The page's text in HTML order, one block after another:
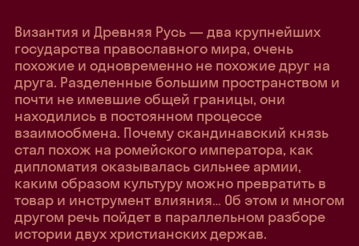
Византия и Древняя Русь — два крупнейших
государства православного мира, очень
похожие и одновременно не похожие друг на
друга. Разделенные большим пространством и
почти не имевшие общей границы, они
находились в постоянном процессе
взаимообмена. Почему скандинавский князь
стал похож на ромейского императора, как
дипломатия оказывалась сильнее армии,
каким образом культуру можно превратить в
товар и инструмент влияния… Об этом и многом
другом речь пойдет в параллельном разборе
истории двух христианских держав.